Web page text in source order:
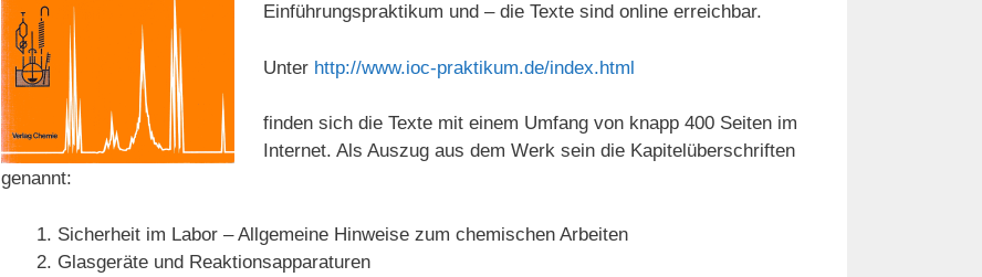
Einführungspraktikum und – die Texte sind online erreichbar.
Unter http://www.ioc-praktikum.de/index.html
finden sich die Texte mit einem Umfang von knapp 400 Seiten im
Internet. Als Auszug aus dem Werk sein die Kapitelüberschriften
genannt:
Sicherheit im Labor – Allgemeine Hinweise zum chemischen Arbeiten
Glasgeräte und Reaktionsapparaturen